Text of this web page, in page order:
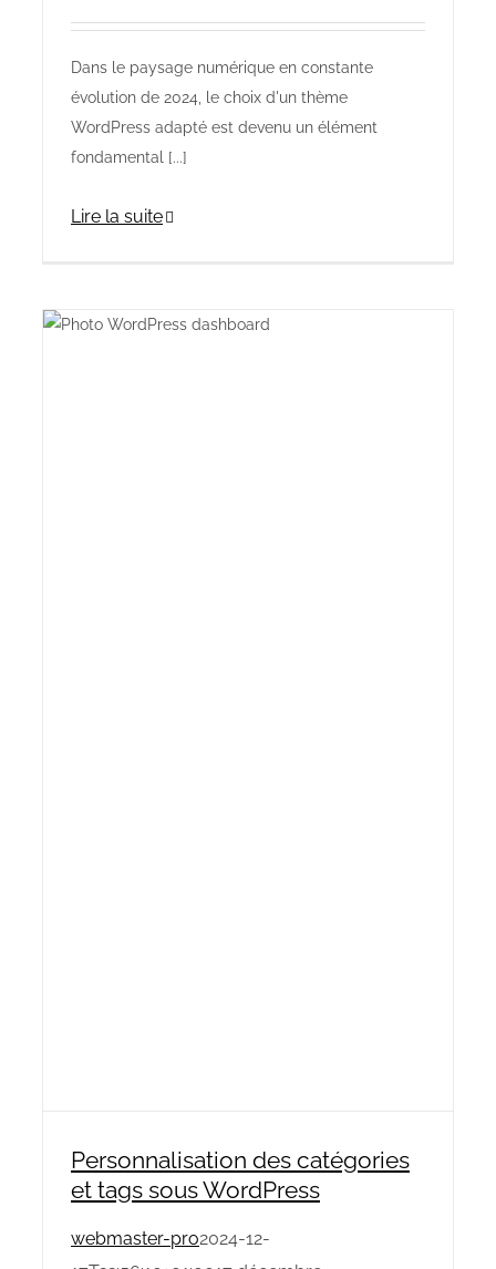
Dans le paysage numérique en constante
évolution de 2024, le choix d'un thème
WordPress adapté est devenu un élément
fondamental [...]
Lire la suite
Personnalisation des catégories
et tags sous WordPress
webmaster-pro2024-12-